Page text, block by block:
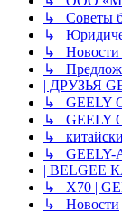
↳ Советы
↳
↳ Новости
↳
| ДРУЗЬЯ
↳ GEELY
↳ GEELY
↳
↳ GEELY-
| BELGEE
↳ X70 |
↳ Новости